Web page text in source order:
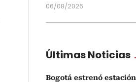
06/08/2026
Últimas Noticias
Bogotá estrenó